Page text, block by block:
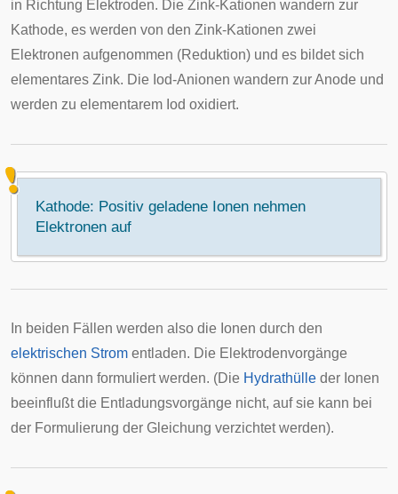
in Richtung Elektroden. Die Zink-Kationen wandern zur
Kathode, es werden von den Zink-Kationen zwei
Elektronen aufgenommen (Reduktion) und es bildet sich
elementares Zink. Die Iod-Anionen wandern zur Anode und
werden zu elementarem Iod oxidiert.
Kathode: Positiv geladene Ionen nehmen
Elektronen auf
In beiden Fällen werden also die Ionen durch den
elektrischen Strom entladen. Die Elektrodenvorgänge
können dann formuliert werden. (Die Hydrathülle der Ionen
beeinflußt die Entladungsvorgänge nicht, auf sie kann bei
der Formulierung der Gleichung verzichtet werden).